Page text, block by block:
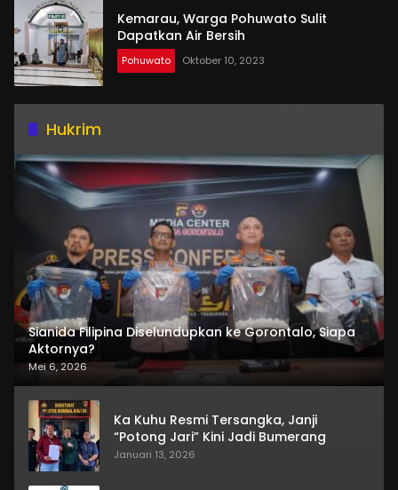
Kemarau, Warga Pohuwato Sulit
Dapatkan Air Bersih
Pohuwato Oktober 10, 2023
Hukrim
Sianida Filipina Diselundupkan ke Gorontalo, Siapa
Aktornya?
Mei 6, 2026
Ka Kuhu Resmi Tersangka, Janji
“Potong Jari” Kini Jadi Bumerang
Januari 13, 2026